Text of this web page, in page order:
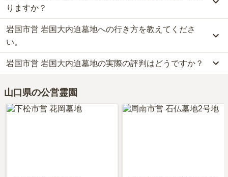
りますか？
岩国市営 岩国大内迫墓地の現在の販売価格については現在調査中で
す。
お墓は、価格が高いものがよい、安いものが悪い、という訳ではあ
りません。大切なのは、ご家族が心から納得し、安心してお参りで
きる場所を選ぶことです。
岩国市営 岩国大内迫墓地への行き方を教えてくださ
い。
車の場合、JR岩徳線「川西」から車で10分です。
詳しいルートや地図は、本ページの「地図・交通アクセス」欄をご
確認ください。
岩国市営 岩国大内迫墓地の実際の評判はどうですか？
口コミはあくまで一つの目安です。資料請求や現地見学を通して、
ご自身の目で雰囲気を確認してみることをおすすめします。
山口県の公営霊園